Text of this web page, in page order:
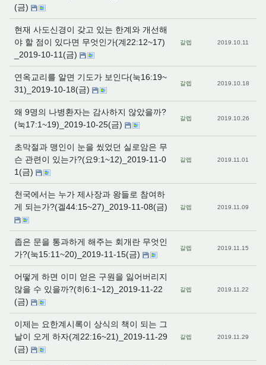
(금)
현재 사도신경이 갖고 있는 한계와 개선해
야 할 점이 있다면 무엇인가(계22:12~17)
_2019-10-11(금)
갈렙 2019.10.11
연옥교리를 알면 기도가 보인다(눅16:19~
31)_2019-10-18(금)
갈렙 2019.10.18
왜 9명의 나병환자는 감사하지 않았을까?
(눅17:1~19)_2019-10-25(금)
갈렙 2019.10.26
초막절과 맹인이 눈을 씼었던 실로암은 무
슨 관련이 있는가?(요9:1~12)_2019-11-0
1(금)
갈렙 2019.11.01
천국에서는 누가 제사장과 왕들로 참여하
게 되는가?(겔44:15~27)_2019-11-08(금)
갈렙 2019.11.09
좁은 문을 통과하게 해주는 회개란 무엇인
가?(눅15:11~20)_2019-11-15(금)
갈렙 2019.11.15
어떻게 하면 이미 얻은 구원을 잃어버리지
않을 수 있을까?(히6:1~12)_2019-11-22
(금)
갈렙 2019.11.22
이제는 요한계시록이 상식의 책이 되는 그
날이 오게 하자(계22:16~21)_2019-11-29
(금)
갈렙 2019.11.29